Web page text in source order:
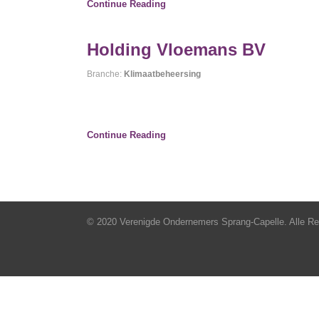
Continue Reading
Holding Vloemans BV
Branche: Klimaatbeheersing
Continue Reading
© 2020 Verenigde Ondernemers Sprang-Capelle. Alle